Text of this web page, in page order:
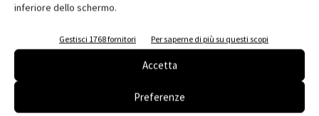
inferiore dello schermo.
Gestisci 1768 fornitori Per saperne di più su questi scopi
Accetta
Preferenze
EVENTI